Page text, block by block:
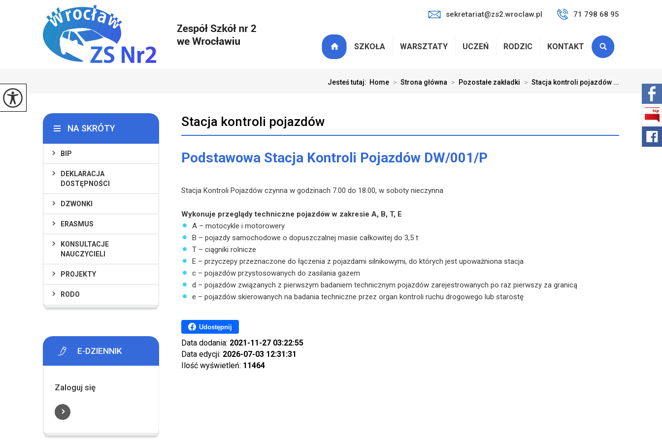
sekretariat@zs2.wroclaw.pl 71 798 68 95
SZKOŁA WARSZTATY UCZEŃ RODZIC KONTAKT
Jesteś tutaj: Home > Strona główna > Pozostałe zakładki > Stacja kontroli pojazdów ...
Stacja kontroli pojazdów
Podstawowa Stacja Kontroli Pojazdów DW/001/P
Stacja Kontroli Pojazdów czynna w godzinach 7.00 do 18.00, w soboty nieczynna
Wykonuje przeglądy techniczne pojazdów w zakresie A, B, T, E
A – motocykle i motorowery
B – pojazdy samochodowe o dopuszczalnej masie całkowitej do 3,5 t
T – ciągniki rolnicze
E – przyczepy przeznaczone do łączenia z pojazdami silnikowymi, do których jest upoważniona stacja
c – pojazdów przystosowanych do zasilania gazem
d – pojazdów związanych z pierwszym badaniem technicznym pojazdów zarejestrowanych po raz pierwszy za granicą
e – pojazdów skierowanych na badania techniczne przez organ kontroli ruchu drogowego lub starostę
Udostępnij
Data dodania: 2021-11-27 03:22:55
Data edycji: 2026-07-03 12:31:31
Ilość wyświetleń: 11464
NA SKRÓTY
BIP
DEKLARACJA
DOSTĘPNOŚCI
DZWONKI
ERASMUS
KONSULTACJE
NAUCZYCIELI
PROJEKTY
RODO
E-DZIENNIK
Zaloguj się